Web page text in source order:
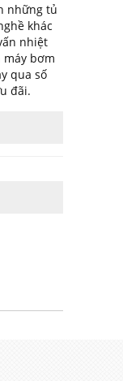
những tủ
khác
nhiệt
bơm
qua số
đãi.